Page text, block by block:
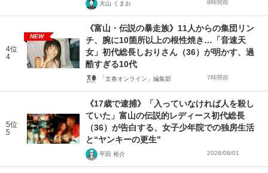
大山 くまお 8時間前
4位
4
NEW
《富山・伝説の暴走族》11人からの集団リン
チ、腕に10箇所以上の根性焼き…「音速天
女」初代総長しおりさん（36）が明かす、過
酷すぎる10代
「文春オンライン」編集部 7時間前
5位
5
《17歳で逮捕》「入っていなければ人を殺し
ていた」富山の伝説的レディース初代総長
（36）が告白する、女子少年院での独房生活
と“ヤンキーの更生”
平田 裕介 2026/08/01